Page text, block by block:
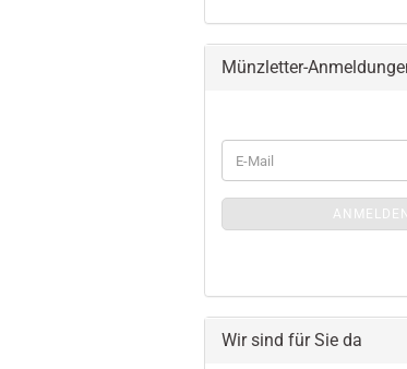
Münzletter-
WEITER
ZUR
E-
Mail
ANMELDEN
Wir sind für Sie da